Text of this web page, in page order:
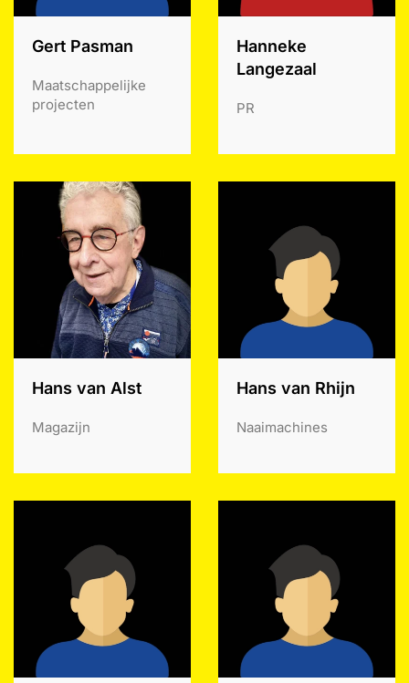
Gert Pasman
Maatschappelijke
projecten
Hanneke
Langezaal
PR
Hans van Alst
Magazijn
Hans van Rhijn
Naaimachines